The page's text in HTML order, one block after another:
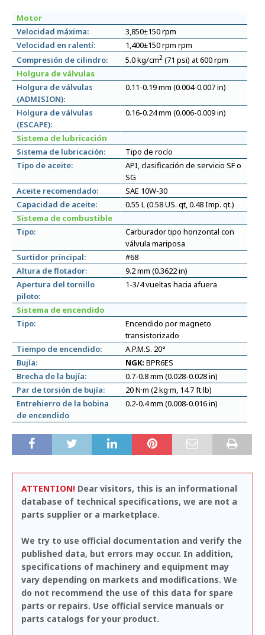
Motor
Velocidad máxima:
3,850±150 rpm
Velocidad en ralentí:
1,400±150 rpm rpm
Compresión de cilindro:
5.0 kg/cm2 (71 psi) at 600 rpm
Holgura de válvulas
Holgura de válvulas
(ADMISION):
0.11-0.19 mm (0.004-0.007 in)
Holgura de válvulas
(ESCAPE):
0.16-0.24 mm (0.006-0.009 in)
Sistema de lubricación
Sistema de lubricación:
Tipo de rocío
Tipo de aceite:
API, clasificación de servicio SF o
SG
Aceite recomendado:
SAE 10W-30
Capacidad de aceite:
0.55 L (0.58 US. qt, 0.48 Imp. qt.)
Sistema de combustible
Tipo:
Carburador tipo horizontal con
válvula mariposa
Surtidor principal:
#68
Altura de flotador:
9.2 mm (0.3622 in)
Apertura del tornillo
piloto:
1-3/4 vueltas hacia afuera
Sistema de encendido
Tipo:
Encendido por magneto
transistorizado
Tiempo de encendido:
A.P.M.S. 20°
Bujía:
NGK: BPR6ES
Brecha de la bujía:
0.7-0.8 mm (0.028-0.028 in)
Par de torsión de bujía:
20 N·m (2 kg·m, 14.7 ft·lb)
Entrehierro de la bobina
de encendido
0.2-0.4 mm (0.008-0.016 in)
ATTENTION! Dear visitors, this is an informational
database of technical specifications, we are not a
parts supplier or a marketplace.
We try to use official documentation and verify the
published data, but errors may occur. In addition,
specifications of machinery and equipment may
vary depending on markets and modifications. We
do not recommend the use of this data for spare
parts or repairs. Use official service manuals or
parts catalogs for your product.